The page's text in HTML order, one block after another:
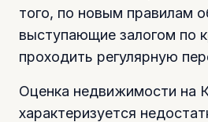
того, по новым правилам
выступающие залогом по
проходить регулярную
Оценка недвижимости на
характеризуется